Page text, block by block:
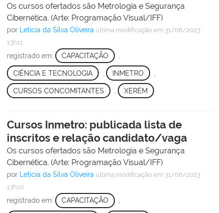
Os cursos ofertados são Metrologia e Segurança
Cibernética. (Arte: Programação Visual/IFF)
por Leticia da Silva Oliveira última modificação em 31/08/2023
13h11
registrado em: CAPACITAÇÃO
CIÊNCIA E TECNOLOGIA INMETRO
CURSOS CONCOMITANTES XERÉM
Cursos Inmetro: publicada lista de
inscritos e relação candidato/vaga
Os cursos ofertados são Metrologia e Segurança
Cibernética. (Arte: Programação Visual/IFF)
por Leticia da Silva Oliveira última modificação em 31/08/2023
13h10
registrado em: CAPACITAÇÃO ,